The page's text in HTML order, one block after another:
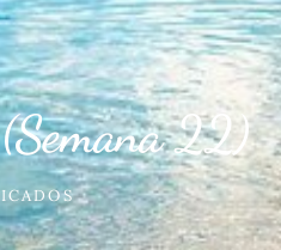
22)